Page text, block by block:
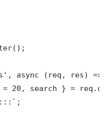
async (req, res) =>
20, search } =